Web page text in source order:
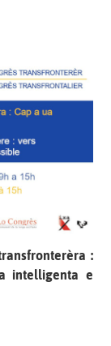
:
intelligenta e